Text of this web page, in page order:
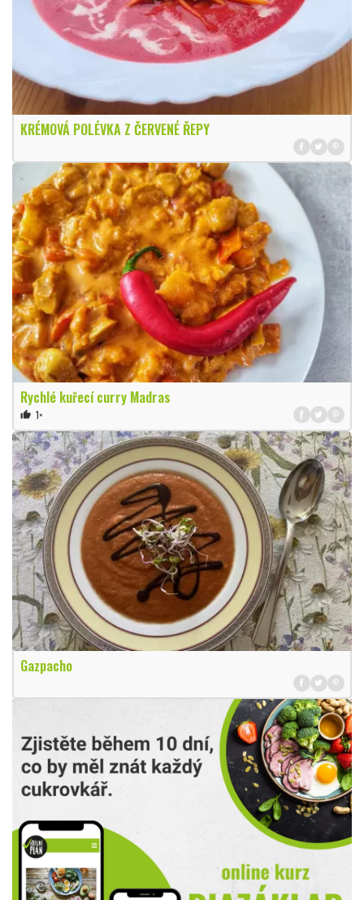
KRÉMOVÁ POLÉVKA Z ČERVENÉ ŘEPY
Rychlé kuřecí curry Madras
thumb_up 1×
Gazpacho